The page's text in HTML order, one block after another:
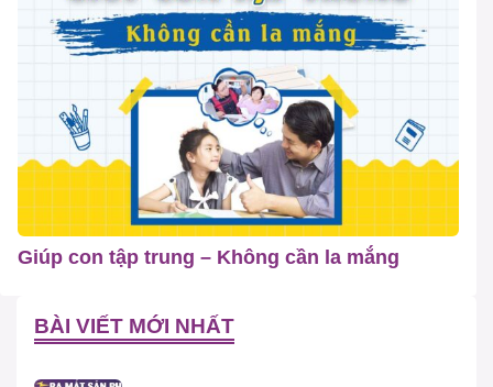
Giúp con tập trung – Không cần la mắng
BÀI VIẾT MỚI NHẤT